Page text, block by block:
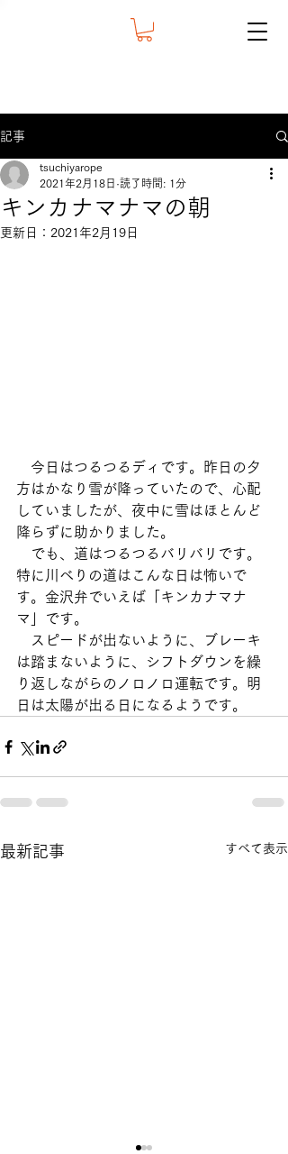
記事
キンカナマナマの朝
tsuchiyarope
2021年2月18日 読了時間: 1分
更新日： 2021年2月19日
今日はつるつるディです。昨日の夕
方はかなり雪が降っていたので、心配
していましたが、夜中に雪はほとんど
降らずに助かりました。
でも、道はつるつるバリバリです。
特に川べりの道はこんな日は怖いで
す。金沢弁でいえば「キンカナマナ
マ」です。
スピードが出ないように、ブレーキ
は踏まないように、シフトダウンを繰
り返しながらのノロノロ運転です。明
日は太陽が出る日になるようです。
最新記事 すべて表示